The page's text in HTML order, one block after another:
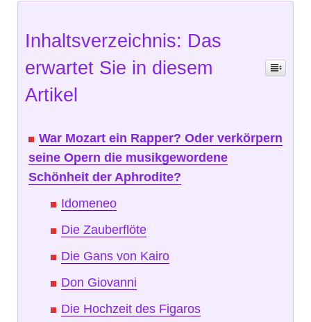
Inhaltsverzeichnis: Das
erwartet Sie in diesem
Artikel
War Mozart ein Rapper? Oder verkörpern
seine Opern die musikgewordene
Schönheit der Aphrodite?
Idomeneo
Die Zauberflöte
Die Gans von Kairo
Don Giovanni
Die Hochzeit des Figaros